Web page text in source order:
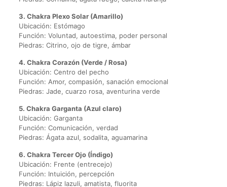
3. Chakra Plexo Solar (Amarillo)
Ubicación: Estómago
Función: Voluntad, autoestima, poder personal
Piedras: Citrino, ojo de tigre, ámbar
4. Chakra Corazón (Verde / Rosa)
Ubicación: Centro del pecho
Función: Amor, compasión, sanación emocional
Piedras: Jade, cuarzo rosa, aventurina verde
5. Chakra Garganta (Azul claro)
Ubicación: Garganta
Función: Comunicación, verdad
Piedras: Ágata azul, sodalita, aguamarina
6. Chakra Tercer Ojo (Índigo)
Ubicación: Frente (entrecejo)
Función: Intuición, percepción
Piedras: Lápiz lazuli, amatista, fluorita